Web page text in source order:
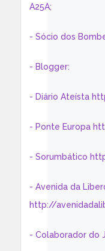
A25A;
- Sócio dos
- Blogger:
- Diário Ateísta
- Ponte Europa
- Sorumbático
- Avenida da
http://
- Colaborador do